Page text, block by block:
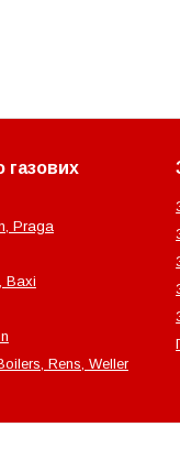
газових
Praga
Baxi
Rens, Weller